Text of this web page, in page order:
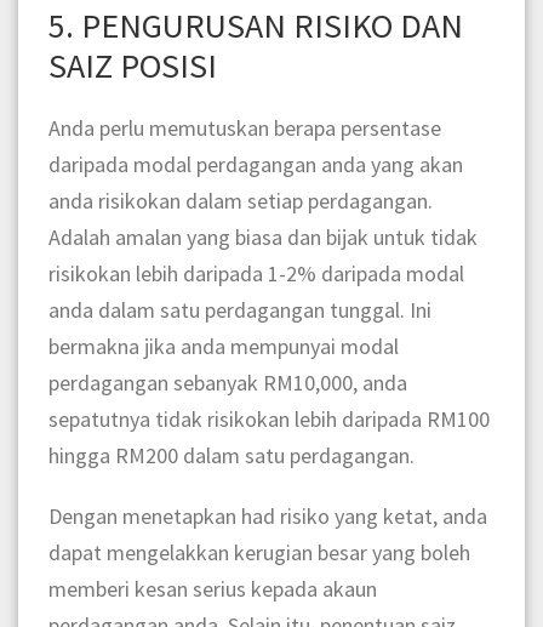
5. PENGURUSAN RISIKO DAN
SAIZ POSISI
Anda perlu memutuskan berapa persentase
daripada modal perdagangan anda yang akan
anda risikokan dalam setiap perdagangan.
Adalah amalan yang biasa dan bijak untuk tidak
risikokan lebih daripada 1-2% daripada modal
anda dalam satu perdagangan tunggal. Ini
bermakna jika anda mempunyai modal
perdagangan sebanyak RM10,000, anda
sepatutnya tidak risikokan lebih daripada RM100
hingga RM200 dalam satu perdagangan.
Dengan menetapkan had risiko yang ketat, anda
dapat mengelakkan kerugian besar yang boleh
memberi kesan serius kepada akaun